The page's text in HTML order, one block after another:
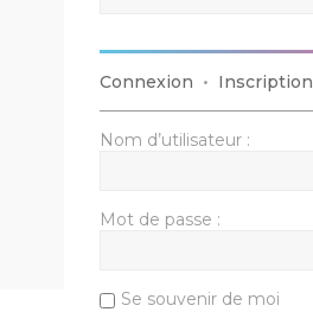
Connexion • Inscription
Nom d’utilisateur :
Mot de passe :
Se souvenir de moi